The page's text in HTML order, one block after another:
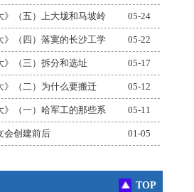
》（五）上大垅和马坡岭 05-24
》（四）落寞的长沙工学 05-22
》（三）拆分和选址 05-17
》（二）为什么要搬迁 05-12
》（一）哈军工的那些系 05-11
会创建前后 01-05
TOP